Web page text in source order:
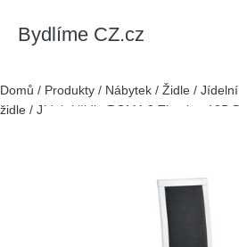
Bydlíme CZ.cz
Domů / Produkty / Nábytek / Židle /
židle / Jídelní židle ROMA 3 Tkanina 19B